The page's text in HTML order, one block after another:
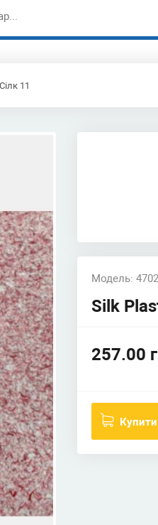
11
Модель:
Silk
257.00
Купити